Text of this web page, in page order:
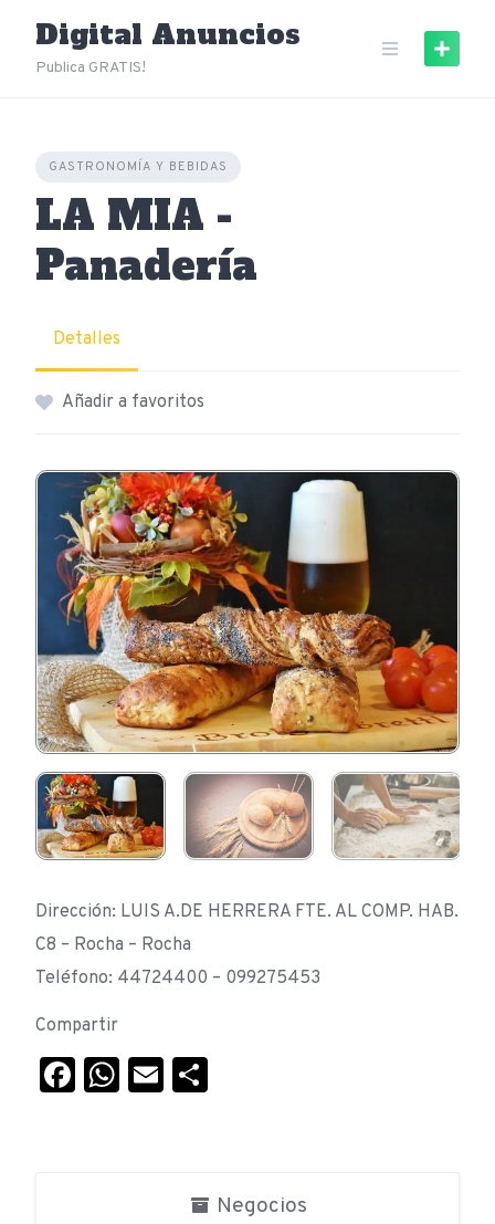
content
Digital Anuncios
Publica GRATIS!
GASTRONOMÍA Y BEBIDAS
LA MIA -
Panadería
Detalles
Añadir a favoritos
Dirección: LUIS A.DE HERRERA FTE. AL COMP. HAB.
C8 – Rocha – Rocha
Teléfono: 44724400 – 099275453
Compartir
Facebook
WhatsApp
Email
Negocios